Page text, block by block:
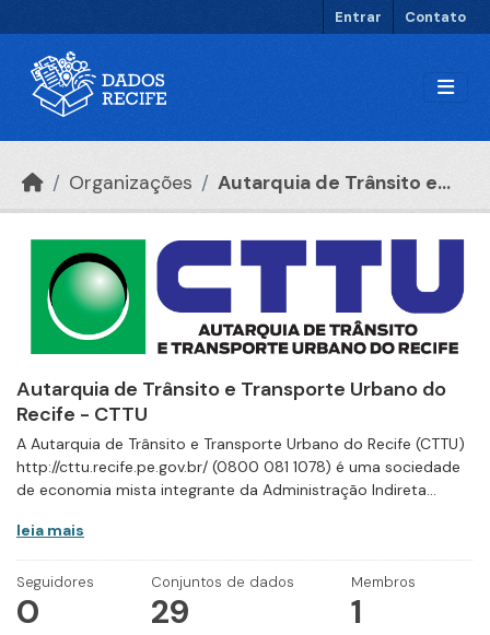
Entrar Contato
Organizações Autarquia de Trânsito e...
Autarquia de Trânsito e Transporte Urbano do
Recife - CTTU
A Autarquia de Trânsito e Transporte Urbano do Recife (CTTU)
http://cttu.recife.pe.gov.br/ (0800 081 1078) é uma sociedade
de economia mista integrante da Administração Indireta...
leia mais
Seguidores
0
Conjuntos de dados
29
Membros
1